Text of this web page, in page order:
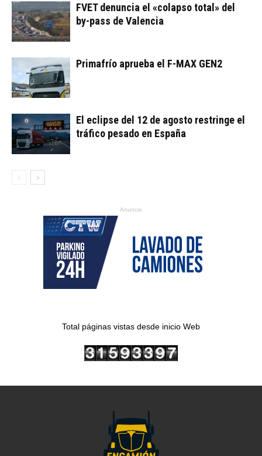
FVET denuncia el «colapso total» del
by-pass de Valencia
Primafrío aprueba el F-MAX GEN2
El eclipse del 12 de agosto restringe el
tráfico pesado en España
Anuncio
Total páginas vistas desde inicio Web